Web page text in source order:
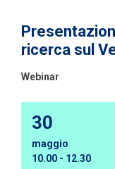
ricerca sul
Webinar
30
maggio
10.00 - 12.30